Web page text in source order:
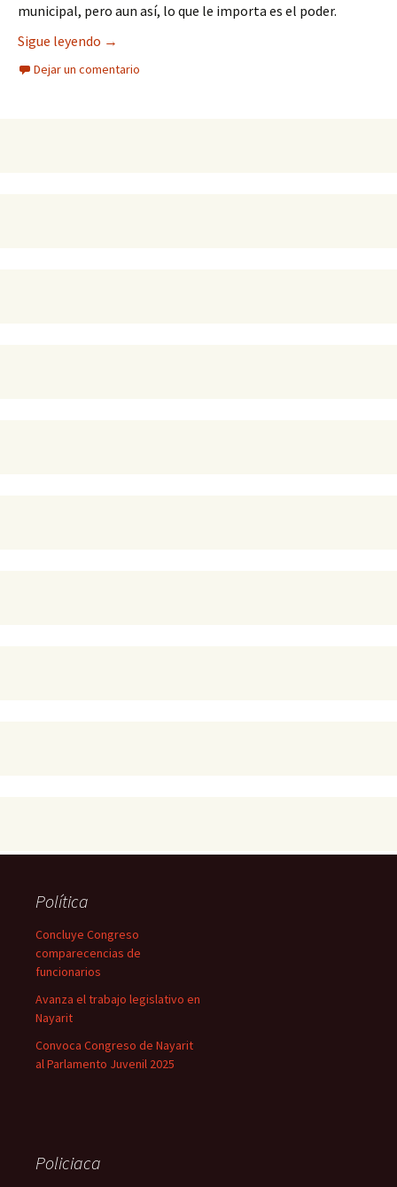
municipal, pero aun así, lo que le importa es el poder.
Sigue leyendo Ni permiso ocupan los que tienen dinero para
→
Dejar un comentario
Política
Concluye Congreso
comparecencias de
funcionarios
Avanza el trabajo legislativo en
Nayarit
Convoca Congreso de Nayarit
al Parlamento Juvenil 2025
Policiaca